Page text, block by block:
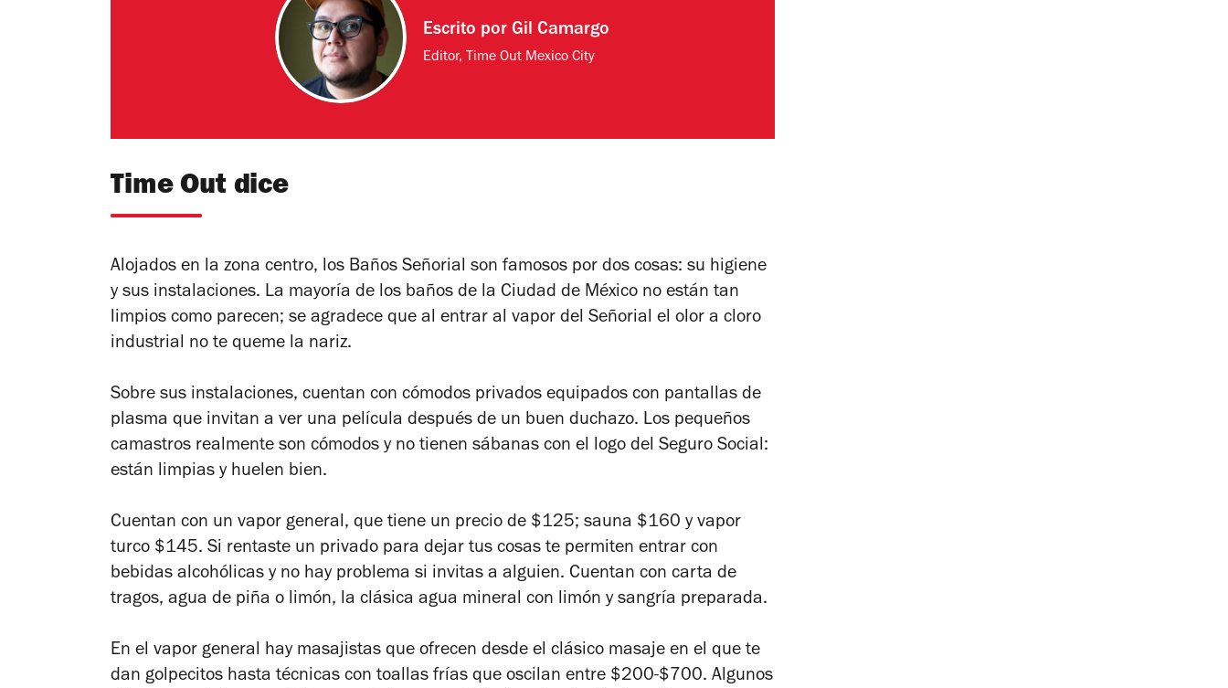
Escrito porGil Camargo
Editor, Time Out Mexico City
Time Out dice
Alojados en la zona centro, los Baños Señorial son famosos por dos cosas: su higiene
y sus instalaciones. La mayoría de los baños de la Ciudad de México no están tan
limpios como parecen; se agradece que al entrar al vapor del Señorial el olor a cloro
industrial no te queme la nariz.
Sobre sus instalaciones, cuentan con cómodos privados equipados con pantallas de
plasma que invitan a ver una película después de un buen duchazo. Los pequeños
camastros realmente son cómodos y no tienen sábanas con el logo del Seguro Social:
están limpias y huelen bien.
Cuentan con un vapor general, que tiene un precio de $125; sauna $160 y vapor
turco $145. Si rentaste un privado para dejar tus cosas te permiten entrar con
bebidas alcohólicas y no hay problema si invitas a alguien. Cuentan con carta de
tragos, agua de piña o limón, la clásica agua mineral con limón y sangría preparada.
En el vapor general hay masajistas que ofrecen desde el clásico masaje en el que te
dan golpecitos hasta técnicas con toallas frías que oscilan entre $200-$700. Algunos